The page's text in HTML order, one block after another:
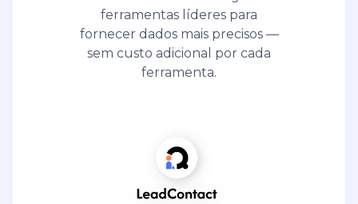
ferramentas líderes para
fornecer dados mais precisos —
sem custo adicional por cada
ferramenta.